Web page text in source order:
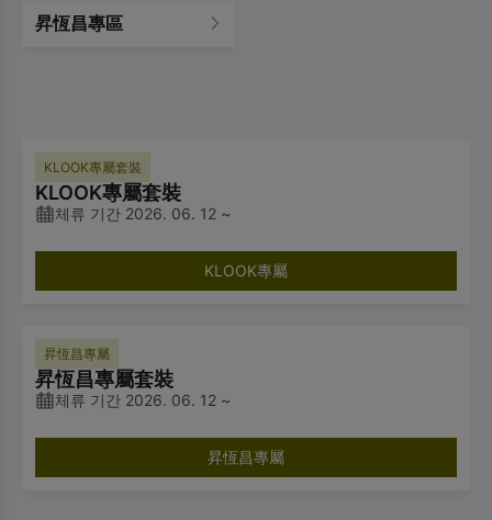
昇恆昌專區
KLOOK專屬套裝
KLOOK專屬套裝
체류 기간 2026. 06. 12 ~
KLOOK專屬
昇恆昌專屬
昇恆昌專屬套裝
체류 기간 2026. 06. 12 ~
昇恆昌專屬